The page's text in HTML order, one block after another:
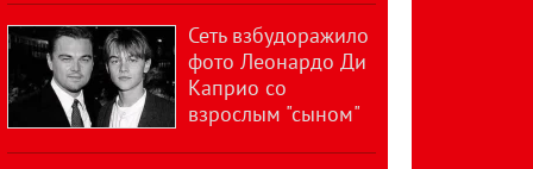
Сеть взбудоражило
фото Леонардо Ди
Каприо со
взрослым "сыном"